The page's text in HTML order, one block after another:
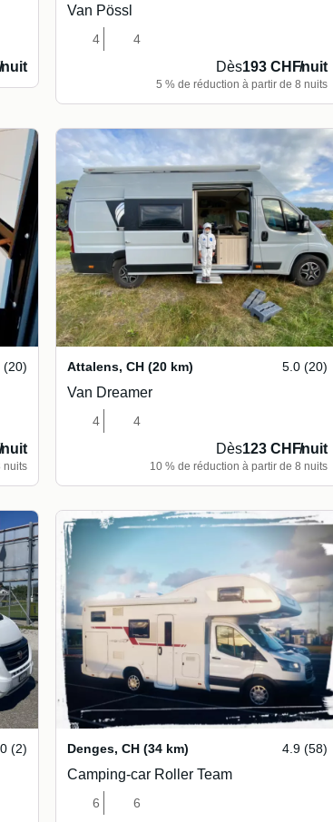
/nuit
Van Pössl
4 4
Dès193 CHF/nuit
5 % de réduction à partir de 8 nuits
(20)
/nuit
nuits
Attalens, CH (20 km) 5.0 (20)
Van Dreamer
4 4
Dès123 CHF/nuit
10 % de réduction à partir de 8 nuits
(2) Denges, CH (34 km) 4.9 (58)
Camping-car Roller Team
6 6